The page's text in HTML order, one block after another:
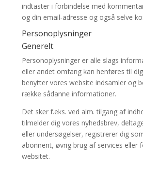
indtaster i forbindelse med
og din email-adresse og også selve
Personoplysninger
Generelt
Personoplysninger er alle slags
eller andet omfang kan henføres til
benytter vores website indsamler og
række sådanne informationer.
Det sker f.eks. ved alm. tilgang af
tilmelder dig vores nyhedsbrev,
eller undersøgelser, registrerer dig
abonnent, øvrig brug af services eller
websitet.